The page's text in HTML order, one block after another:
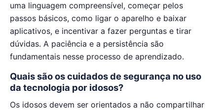
uma linguagem compreensível, começar pelos
passos básicos, como ligar o aparelho e baixar
aplicativos, e incentivar a fazer perguntas e tirar
dúvidas. A paciência e a persistência são
fundamentais nesse processo de aprendizado.
Quais são os cuidados de segurança no uso
da tecnologia por idosos?
Os idosos devem ser orientados a não compartilhar